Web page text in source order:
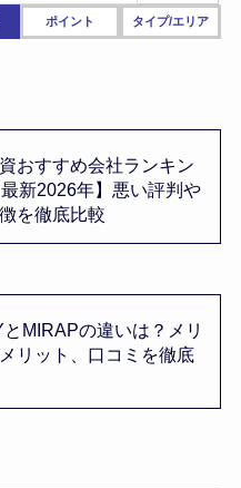
ポイント タイプ/エリア
おすすめ会社ランキン
新2026年】悪い評判や
を徹底比較
MIRAPの違いは？メリ
リット、口コミを徹底